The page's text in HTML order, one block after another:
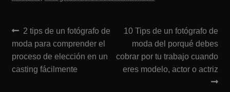
Navegación
de
entradas
Anterior:
2 tips de un fotógrafo de
moda para comprender el
proceso de elección en un
casting fácilmente
Siguiente:
10 Tips de un fotógrafo de
moda del porqué debes
cobrar por tu trabajo cuando
eres modelo, actor o actriz